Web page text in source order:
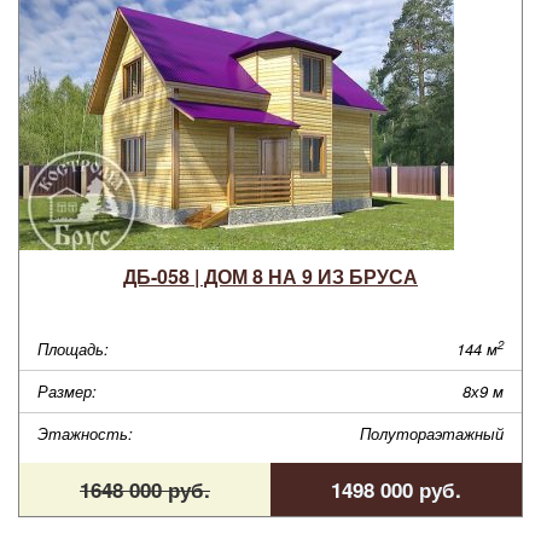
ДБ-058 | ДОМ 8 НА 9 ИЗ БРУСА
Площадь: 144 м2
Размер:
8х9 м
Этажность:
Полутораэтажный
1648 000 руб. 1498 000 руб.